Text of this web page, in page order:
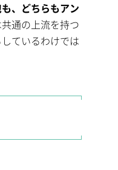
、どちらもアン
通の上流を持つ
ているわけでは